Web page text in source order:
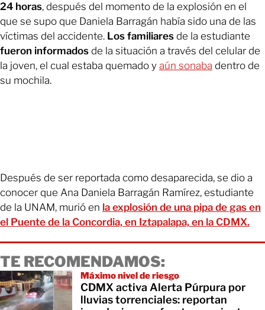
24 horas, después del momento de la explosión en el
que se supo que Daniela Barragán había sido una de las
víctimas del accidente. Los familiares de la estudiante
fueron informados de la situación a través del celular de
la joven, el cual estaba quemado y aún sonaba dentro de
su mochila.
Después de ser reportada como desaparecida, se dio a
conocer que Ana Daniela Barragán Ramírez, estudiante
de la UNAM, murió en la explosión de una pipa de gas en
el Puente de la Concordia, en Iztapalapa, en la CDMX.
TE RECOMENDAMOS:
Máximo nivel de riesgo
CDMX activa Alerta Púrpura por
lluvias torrenciales: reportan